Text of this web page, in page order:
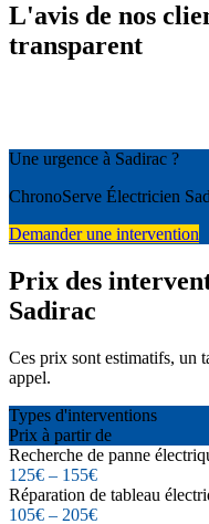
L'avis de nos
transparent
Une urgence à Sadirac ?
ChronoServe Électricien
Demander une intervention
Prix des
Sadirac
Ces prix sont estimatifs, un
appel.
Types d'interventions
Prix à partir de
Recherche de panne
125€ – 155€
Réparation de tableau
105€ – 205€